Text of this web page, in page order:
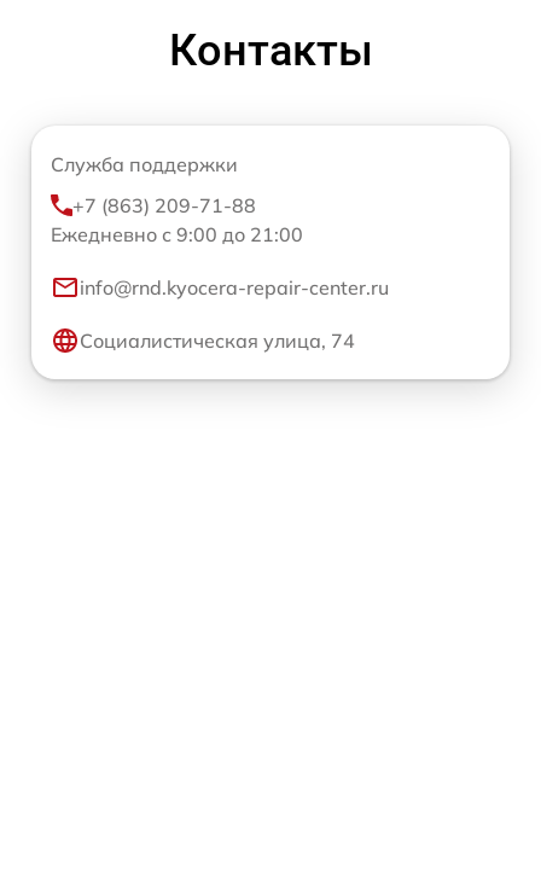
Контакты
Служба поддержки
+7 (863) 209-71-88
Ежедневно с 9:00 до 21:00
info@rnd.kyocera-repair-center.ru
Социалистическая улица, 74